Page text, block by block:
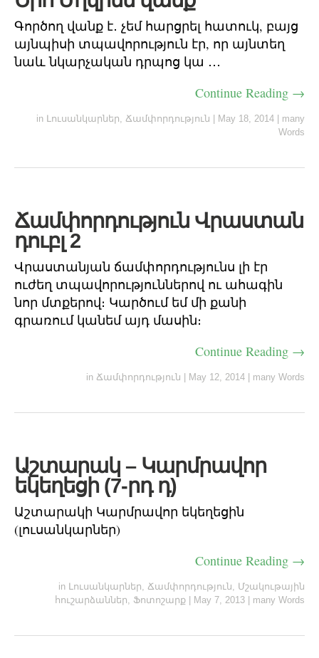
Գործող վանք է․ չեմ հարցրել հատուկ, բայց
այնպիսի տպավորություն էր, որ այնտեղ
նաև նկարչական դրպոց կա ․․․
Continue Reading →
in Լուսանկարներ, Ճամփորդություն May 18, 2014
many
Words
Ճամփորդություն Վրաստան
դուբլ 2
Վրաստանյան ճամփորդությունս լի էր
ուժեղ տպավորություններով ու ահագին
նոր մտքերով։ Կարծում եմ մի քանի
գրառում կանեմ այդ մասին։
Continue Reading →
in Ճամփորդություն May 12, 2014 many Words
Աշտարակ – Կարմրավոր
եկեղեցի (7-րդ դ)
Աշտարակի Կարմրավոր եկեղեցին
(լուսանկարներ)
Continue Reading →
in Լուսանկարներ, Ճամփորդություն, Մշակութային
հուշարձաններ, Ֆոտոշարք May 7, 2013 many Words